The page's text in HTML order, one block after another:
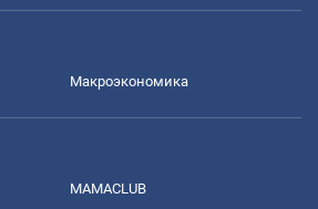
Mакроэкономика
MAMACLUB